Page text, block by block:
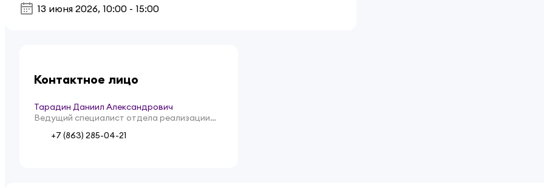
13 июня 2026, 10:00 - 15:00
Контактное лицо
Тарадин Даниил Александрович
Ведущий специалист отдела реализации
+7 (863) 285-04-21